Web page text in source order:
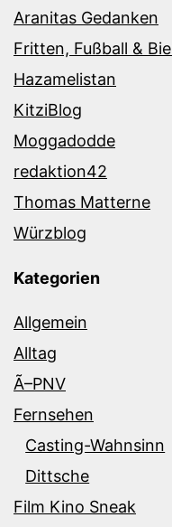
Aranitas Gedanken
Fritten, Fußball &
Hazamelistan
KitziBlog
Moggadodde
redaktion42
Thomas Matterne
Würzblog
Kategorien
Allgemein
Alltag
Ã–PNV
Fernsehen
Casting-Wahnsinn
Dittsche
Film Kino Sneak